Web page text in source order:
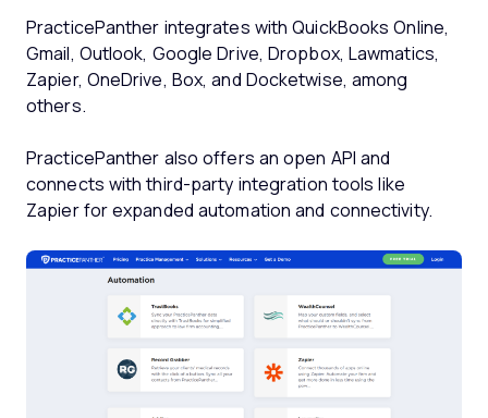
PracticePanther integrates with QuickBooks Online,
Gmail, Outlook, Google Drive, Dropbox, Lawmatics,
Zapier, OneDrive, Box, and Docketwise, among
others.
PracticePanther also offers an open API and
connects with third-party integration tools like
Zapier for expanded automation and connectivity.